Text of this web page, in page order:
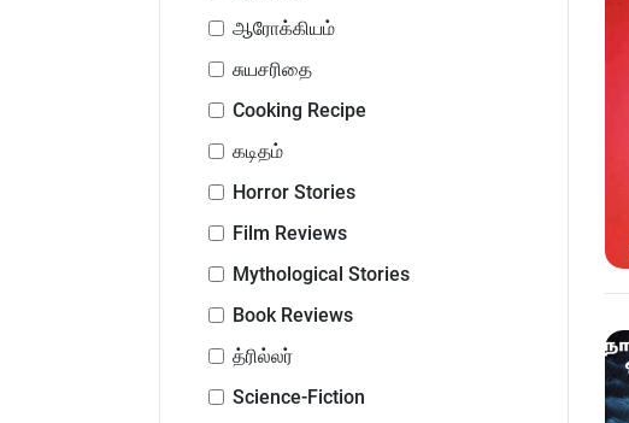
ஆரோக்கியம்
சுயசரிதை
Cooking Recipe
கடிதம்
Horror Stories
Film Reviews
Mythological Stories
Book Reviews
த்ரில்லர்
Science-Fiction